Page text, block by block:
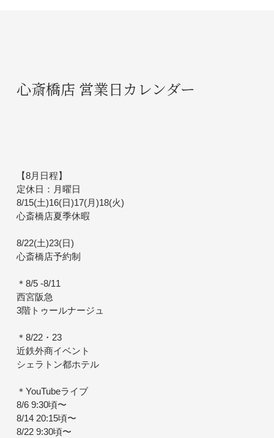
心斎橋店 営業日カレンダー
【8月日程】
定休日：月曜日
8/15(土)16(日)17(月)18(火)
心斎橋店夏季休暇
8/22(土)23(日)
心斎橋店予約制
＊8/5 -8/11
西宮阪急
3階トゥールナージュ
＊8/22・23
近鉄外商イベント
シェラトン都ホテル
＊YouTubeライブ
8/6 9:30頃〜
8/14 20:15頃〜
8/22 9:30頃〜